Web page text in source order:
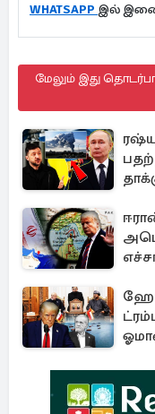
WHATSAPP இல்
மேலும் இது